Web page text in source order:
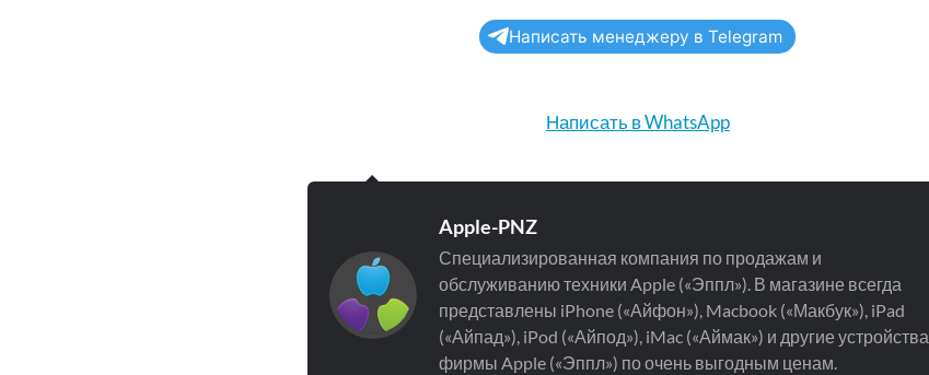
Написать менеджеру в Telegram
Написать в WhatsApp
Apple-PNZ
Специализированная компания по продажам и
обслуживанию техники Apple («Эппл»). В магазине всегда
представлены iPhone («Айфон»), Macbook («Макбук»), iPad
(«Айпад»), iPod («Айпод»), iMac («Аймак») и другие устройства
фирмы Apple («Эппл») по очень выгодным ценам.